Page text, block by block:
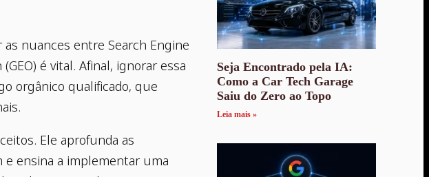
nuances entre Search Engine
é vital. Afinal, ignorar essa
orgânico qualificado, que
Ele aprofunda as
e ensina a implementar uma
Seja Encontrado pela IA:
Como a Car Tech Garage
Saiu do Zero ao Topo
Leia mais »